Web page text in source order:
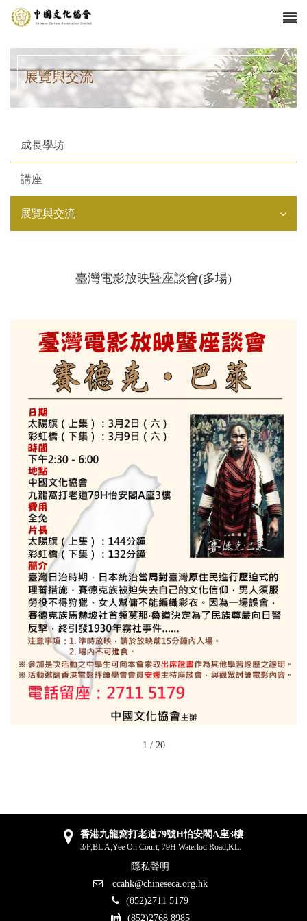
展覽與交流
成長學坊
講座
展覽與交流
臺灣電影放映暨座談會(多場)
1 / 20
香港九龍窩打老道79號H怡安閣A座3樓
3/F,BL A,Yee On Court, 79H Waterlod Road,KL.
隱私聲明
ccahk@chineseca.org.hk
(852)2711 5179
(852)2768 8985